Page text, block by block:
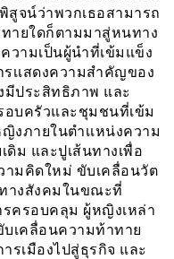
สูจน์ว่าพวกเธอสามารถ
ายใดก็ตามมาสู่หนทาง
วามเป็นผู้นำที่เข้มแข็ง
เเสดงความสำคัญของ
มีประสิทธิภาพ และ
อบครัวและชุมชนที่เข้ม
งภายในตำเเหน่งความ
ดิม และปูเส้นทางเพื่อ
ามคิดใหม่ ขับเคลื่อนวัต
างสังคมในขณะที่
ครอบคลุม ผู้หญิงเหล่า
เคลื่อนความท้าทาย
รเมืองไปสู่ธุรกิจ และ